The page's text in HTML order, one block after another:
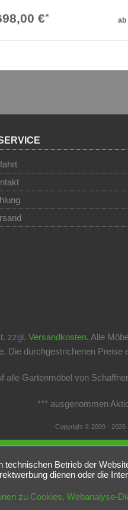
€* ab
zzgl. Versandkosten. Alle
Die durchgestrichenen
alle Gartenmöbel von
*** ausgenommen
Copyright © 2009 - 2026
technischen Betrieb der
dienen oder die
zu Cookies, Webanalyse-